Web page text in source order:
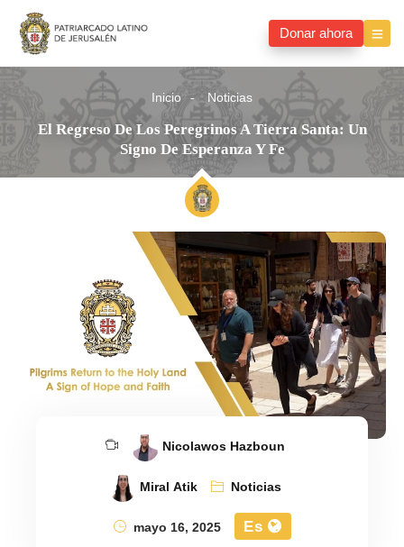
Donar ahora
Inicio Noticias
El Regreso De Los Peregrinos A Tierra Santa: Un
Signo De Esperanza Y Fe
Nicolawos Hazboun
Miral Atik
Noticias
mayo 16, 2025
Es